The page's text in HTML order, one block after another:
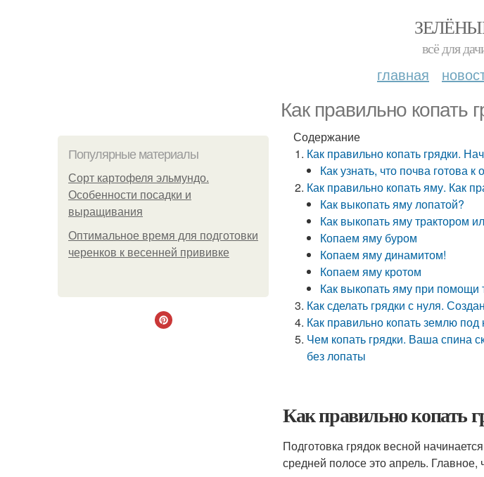
всё для
главная
Как правильно копать
Популярные материалы
Сорт картофеля эльмундо.
Особенности посадки и
выращивания
Оптимальное время для подготовки
черенков к весенней прививке
Содержание
Как правильно копать грядки.
Как узнать, что почва готова к
Как правильно копать яму. Как
Как выкопать яму лопатой?
Как выкопать яму трактором
Копаем яму буром
Копаем яму динамитом!
Копаем яму кротом
Как выкопать яму при помощи
Как сделать грядки с нуля.
Как правильно копать землю
Чем копать грядки. Ваша спина
без лопаты
Как правильно копать
Подготовка грядок весной
средней полосе это апрель.